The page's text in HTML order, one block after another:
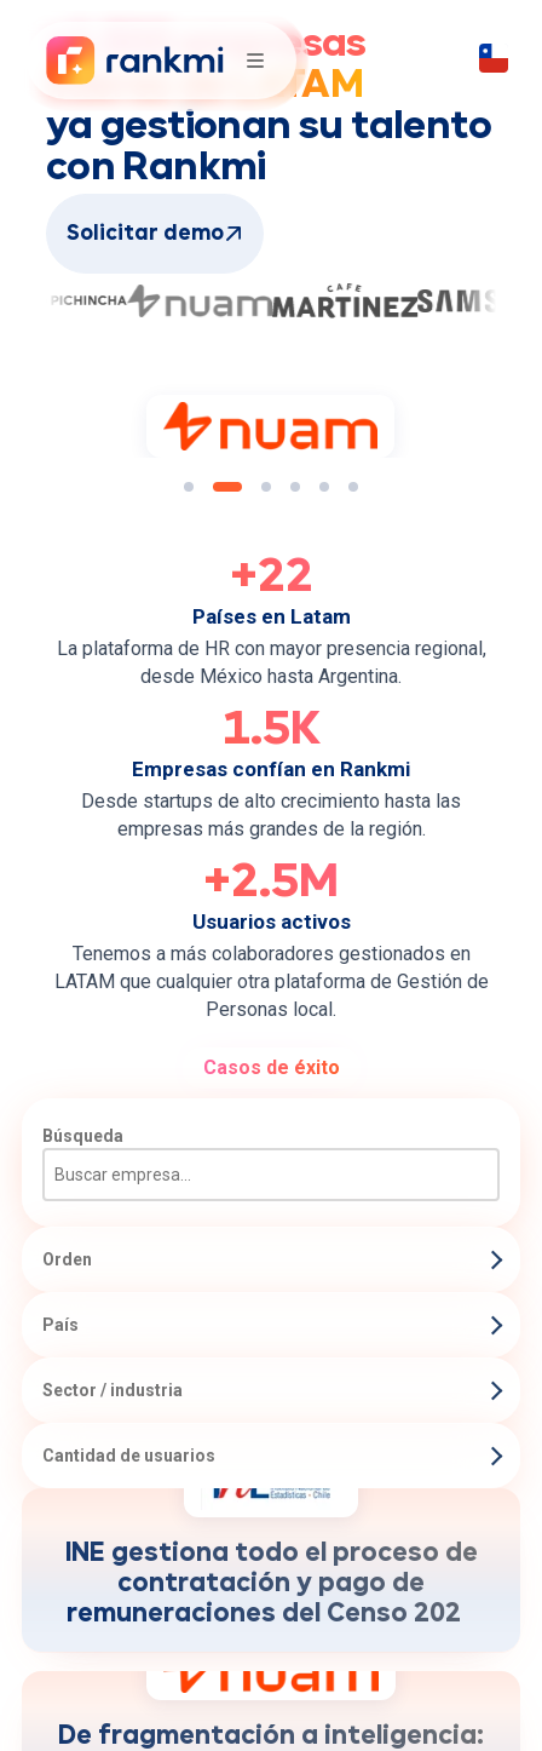
+1.500 empresas
líderes de LATAM
ya gestionan su talento
con Rankmi
Solicitar demo
+100%de talento en tiempo real
+22
Países en Latam
La plataforma de HR con mayor presencia regional,
desde México hasta Argentina.
1.5K
Empresas confían en Rankmi
Desde startups de alto crecimiento hasta las
empresas más grandes de la región.
+2.5M
Usuarios activos
Tenemos a más colaboradores gestionados en
LATAM que cualquier otra plataforma de Gestión de
Personas local.
Casos de éxito
Búsqueda
Orden
País
Sector / industria
Cantidad de usuarios
-70%comparado con censos anteriore
INE gestiona todo el proceso de
contratación y pago de
remuneraciones del Censo 2024
+100%en tiempo real
De fragmentación a inteligencia: